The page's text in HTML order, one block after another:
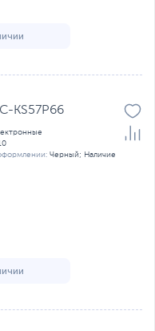
KS57P66
Черный; Наличие